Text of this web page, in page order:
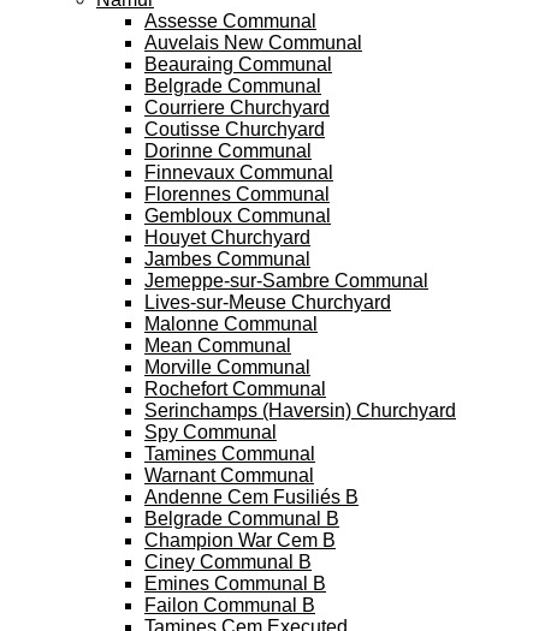
Assesse Communal
Auvelais New Communal
Beauraing Communal
Belgrade Communal
Courriere Churchyard
Coutisse Churchyard
Dorinne Communal
Finnevaux Communal
Florennes Communal
Gembloux Communal
Houyet Churchyard
Jambes Communal
Jemeppe-sur-Sambre Communal
Lives-sur-Meuse Churchyard
Malonne Communal
Mean Communal
Morville Communal
Rochefort Communal
Serinchamps (Haversin) Churchyard
Spy Communal
Tamines Communal
Warnant Communal
Andenne Cem Fusiliés B
Belgrade Communal B
Champion War Cem B
Ciney Communal B
Emines Communal B
Failon Communal B
Tamines Cem Executed